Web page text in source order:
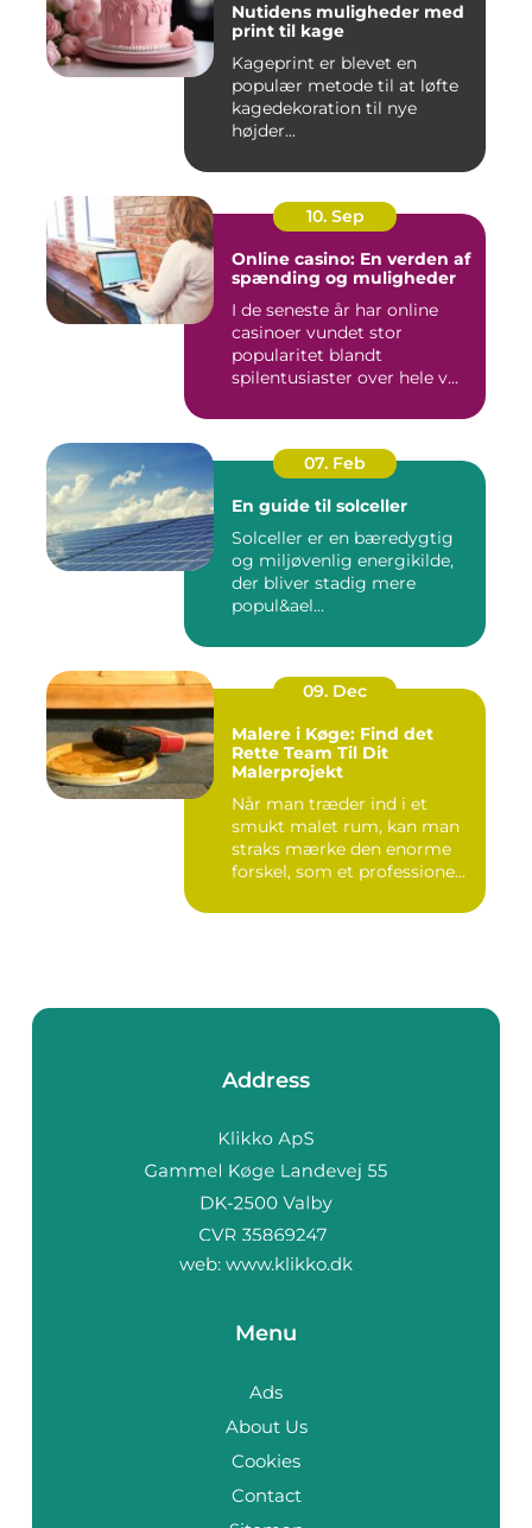
Nutidens muligheder med
print til kage
Kageprint er blevet en
populær metode til at løfte
kagedekoration til nye
højder...
10. Sep
Online casino: En verden af
spænding og muligheder
I de seneste år har online
casinoer vundet stor
popularitet blandt
spilentusiaster over hele v...
07. Feb
En guide til solceller
Solceller er en bæredygtig
og miljøvenlig energikilde,
der bliver stadig mere
popul&ael...
09. Dec
Malere i Køge: Find det
Rette Team Til Dit
Malerprojekt
Når man træder ind i et
smukt malet rum, kan man
straks mærke den enorme
forskel, som et professione...
Address
web: www.klikko.dk
Menu
Ads
About Us
Cookies
Contact